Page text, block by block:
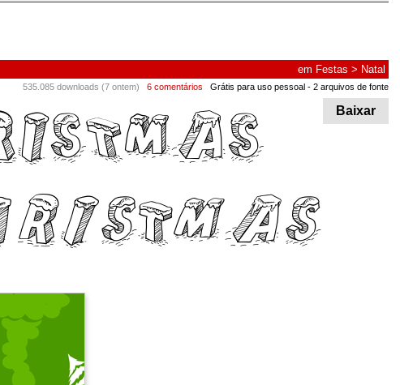
em Festas > Natal
535.085 downloads (7 ontem) 6 comentários Grátis para uso pessoal - 2 arquivos de fonte
Baixar